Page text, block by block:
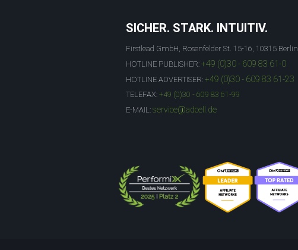
SICHER. STARK. INTUITIV.
Firstlead GmbH, Rosenfelder St. 15-16, 10315 Berlin
HOTLINE PUBLISHER: +49 (0)30 - 609 83 61-0
HOTLINE ADVERTISER: +49 (0)30 - 609 83 61-23
TELEFAX: +49 (0)30 - 609 83 61-99
E-MAIL: service@adcell.de